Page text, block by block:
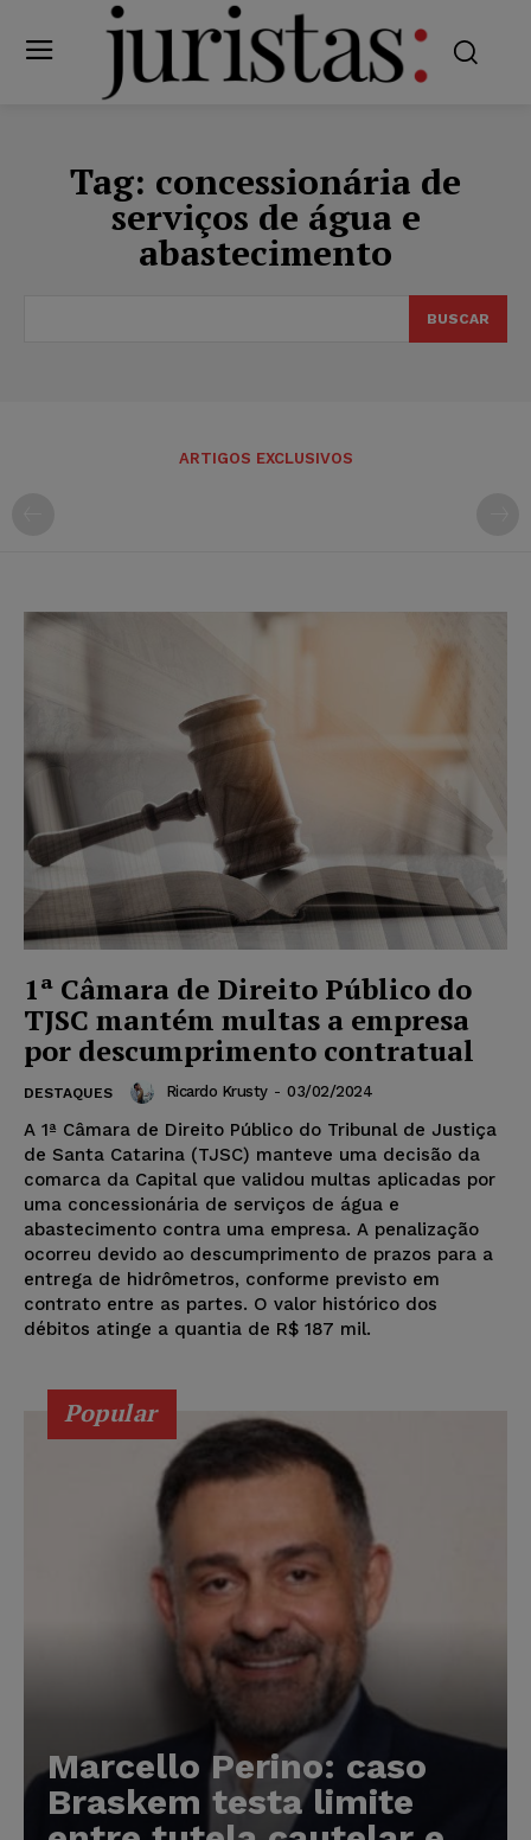
Tag: concessionária de
serviços de água e
abastecimento
BUSCAR
ARTIGOS EXCLUSIVOS
1ª Câmara de Direito Público do
TJSC mantém multas a empresa
por descumprimento contratual
DESTAQUES Ricardo Krusty - 03/02/2024
A 1ª Câmara de Direito Público do Tribunal de Justiça
de Santa Catarina (TJSC) manteve uma decisão da
comarca da Capital que validou multas aplicadas por
uma concessionária de serviços de água e
abastecimento contra uma empresa. A penalização
ocorreu devido ao descumprimento de prazos para a
entrega de hidrômetros, conforme previsto em
contrato entre as partes. O valor histórico dos
débitos atinge a quantia de R$ 187 mil.
Popular
Marcello Perino: caso
Braskem testa limite